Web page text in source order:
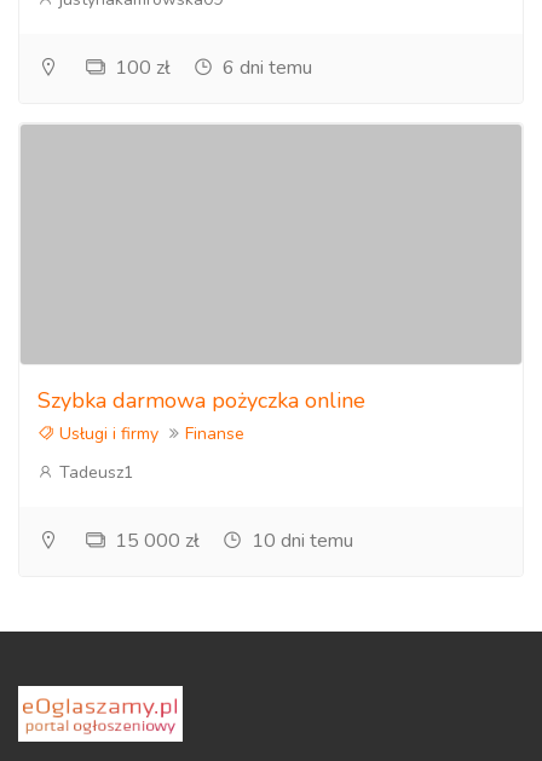
100 zł 6 dni temu
Szybka darmowa pożyczka online
Usługi i firmy
Finanse
Tadeusz1
15 000 zł 10 dni temu